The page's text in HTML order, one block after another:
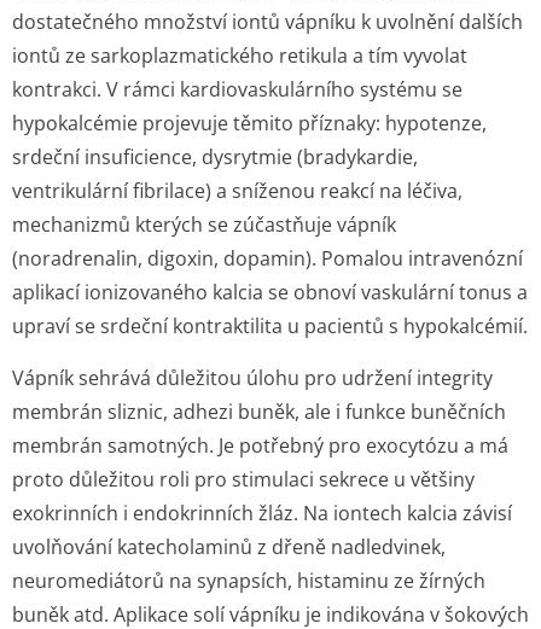
dostatečného množství iontů vápníku k uvolnění dalších
iontů ze sarkoplazmatického retikula a tím vyvolat
kontrakci. V rámci kardiovaskulárního systému se
hypokalcémie projevuje těmito příznaky: hypotenze,
srdeční insuficience, dysrytmie (bradykardie,
ventrikulární fibrilace) a sníženou reakcí na léčiva,
mechanizmů kterých se zúčastňuje vápník
(noradrenalin, digoxin, dopamin). Pomalou intravenózní
aplikací ionizovaného kalcia se obnoví vaskulární tonus a
upraví se srdeční kontraktilita u pacientů s hypokalcémií.
Vápník sehrává důležitou úlohu pro udržení integrity
membrán sliznic, adhezi buněk, ale i funkce buněčních
membrán samotných. Je potřebný pro exocytózu a má
proto důležitou roli pro stimulaci sekrece u většiny
exokrinních i endokrinních žláz. Na iontech kalcia závisí
uvolňování katecholaminů z dřeně nadledvinek,
neuromediátorů na synapsích, histaminu ze žírných
buněk atd. Aplikace solí vápníku je indikována v šokových